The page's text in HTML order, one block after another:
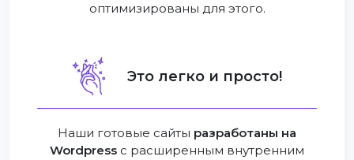
оптимизированы для этого.
Это легко и просто!
Наши готовые сайты разработаны на
Wordpress с расширенным внутренним